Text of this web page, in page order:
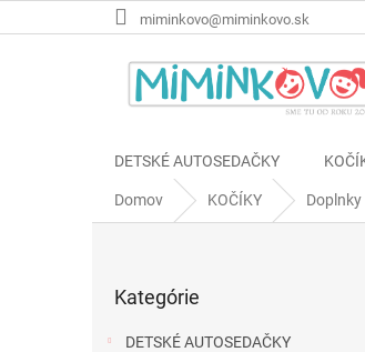
na
miminkovo@miminkovo.sk
DETSKÉ AUTOSEDAČKY
Domov KOČÍKY
kategórie
Kategórie
DETSKÉ AUTOSEDAČKY